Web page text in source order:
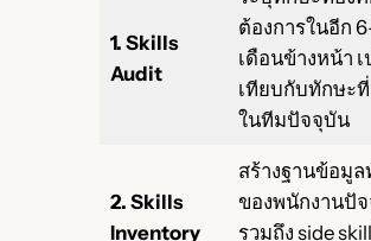
1. Skills
Audit
ต้องการในอีก
เดือนข้างหน้า
เทียบกับทักษะ
ในทีมปัจจุบัน
2. Skills
Inventory
สร้างฐานข้อมู
ของพนักงานปั
รวมถึง side